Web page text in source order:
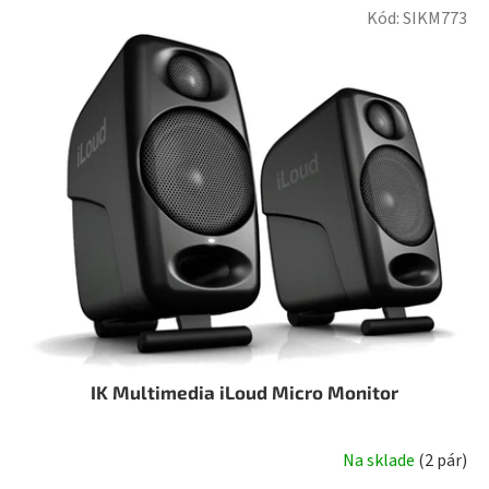
IK Multimedia iLoud Micro Monitor
Na sklade (2 pár)
Kód:SIKM773